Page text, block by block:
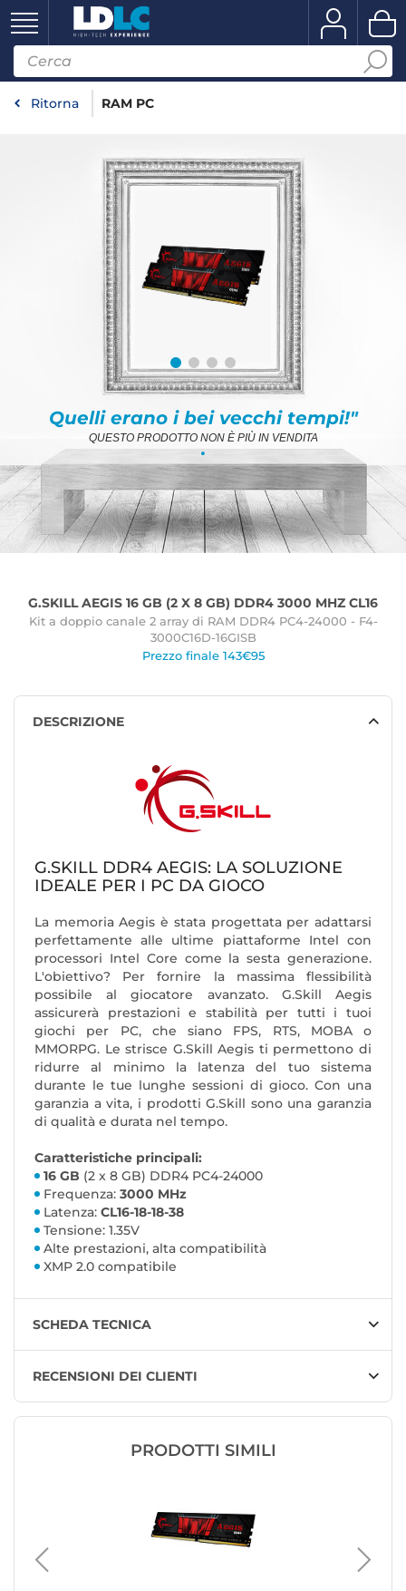
Ritorna RAM PC
Quelli erano i bei vecchi tempi!"
QUESTO PRODOTTO NON È PIÙ IN VENDITA
.
G.SKILL AEGIS 16 GB (2 X 8 GB) DDR4 3000 MHZ CL16
Kit a doppio canale 2 array di RAM DDR4 PC4-24000 - F4-
3000C16D-16GISB
Prezzo finale 143€95
DESCRIZIONE
G.SKILL DDR4 AEGIS: LA SOLUZIONE
IDEALE PER I PC DA GIOCO
La memoria Aegis è stata progettata per adattarsi
perfettamente alle ultime piattaforme Intel con
processori Intel Core come la sesta generazione.
L'obiettivo? Per fornire la massima flessibilità
possibile al giocatore avanzato. G.Skill Aegis
assicurerà prestazioni e stabilità per tutti i tuoi
giochi per PC, che siano FPS, RTS, MOBA o
MMORPG. Le strisce G.Skill Aegis ti permettono di
ridurre al minimo la latenza del tuo sistema
durante le tue lunghe sessioni di gioco. Con una
garanzia a vita, i prodotti G.Skill sono una garanzia
di qualità e durata nel tempo.
Caratteristiche principali:
16 GB (2 x 8 GB) DDR4 PC4-24000
Frequenza: 3000 MHz
Latenza: CL16-18-18-38
Tensione: 1.35V
Alte prestazioni, alta compatibilità
XMP 2.0 compatibile
SCHEDA TECNICA
RECENSIONI DEI CLIENTI
PRODOTTI SIMILI